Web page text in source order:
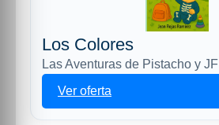
Los Colores
Las Aventuras de Pistacho y JF
Ver oferta